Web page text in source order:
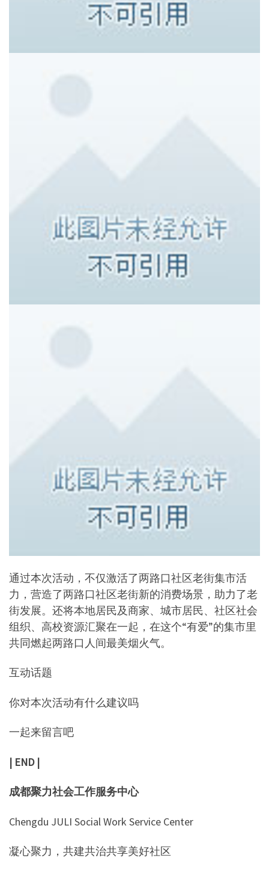
通过本次活动，不仅激活了两路口社区老街集市活
力，营造了两路口社区老街新的消费场景，助力了老
街发展。还将本地居民及商家、城市居民、社区社会
组织、高校资源汇聚在一起，在这个“有爱”的集市里
共同燃起两路口人间最美烟火气。
互动话题
你对本次活动有什么建议吗
一起来留言吧
| END |
成都聚力社会工作服务中心
Chengdu JULI Social Work Service Center
凝心聚力，共建共治共享美好社区